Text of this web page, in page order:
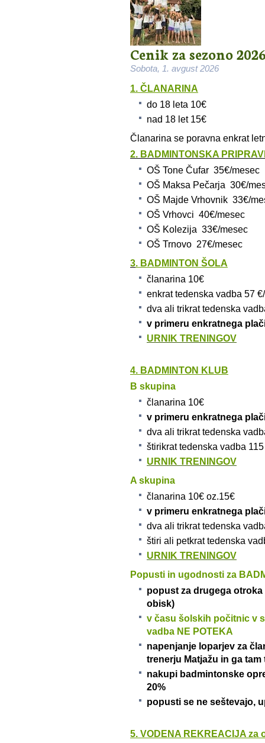
Cenik za sezono
Sobota, 1. avgust 2026
1. ČLANARINA
do 18 leta 10€
nad 18 let 15€
Članarina se poravna enkrat
2. BADMINTONSKA
OŠ Tone Čufar 35€/mesec
OŠ Maksa Pečarja 30€/
OŠ Majde Vrhovnik 33€/
OŠ Vrhovci 40€/mesec
OŠ Kolezija 33€/mesec
OŠ Trnovo 27€/mesec
3. BADMINTON ŠOLA
članarina 10€
enkrat tedenska vadba 57
dva ali trikrat tedenska
v primeru enkratnega
URNIK TRENINGOV
4. BADMINTON KLUB
B skupina​
članarina 10€
v primeru enkratnega
dva ali trikrat tedenska
štirikrat tedenska vadba
URNIK TRENINGOV
A skupina
članarina 10€ oz.15€
v primeru enkratnega
dva ali trikrat tedenska
štiri ali petkrat tedenska
URNIK TRENINGOV
Popusti in ugodnosti za
popust za drugega otroka
obisk)
v času šolskih počitnic v
vadba NE POTEKA
napenjanje loparjev za
trenerju Matjažu in ga
nakupi badmintonske
20%
popusti se ne seštevajo,
5. VODENA REKREACIJA za